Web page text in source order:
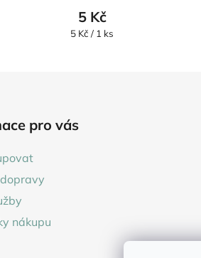
5 Kč
Měrná
5 Kč / 1 ks
pro vás
nákupu